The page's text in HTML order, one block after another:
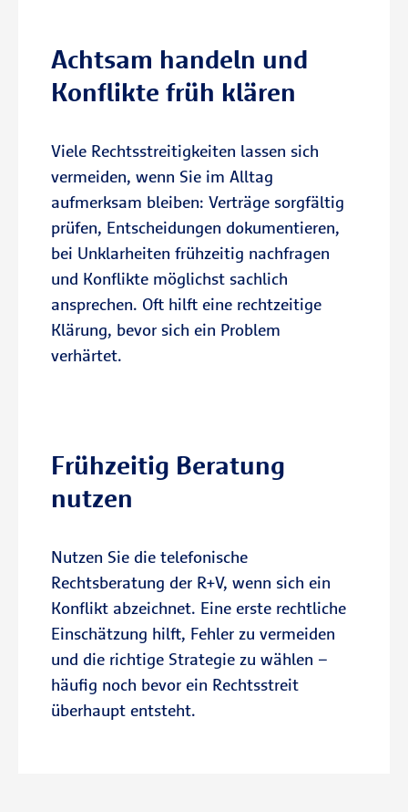
vermietete Immobilien
abgeschlossen werden.
Kostenübernahme für anwaltliche
und gerichtliche Schritte
Die R+V übernimmt die gesetzlichen
Gebühren eines Rechtsverfahrens –
und gibt Ihnen im Streitfall
finanzielle Planungssicherheit.
Zum Immobilien-Rechtsschutz
Achtsam handeln und
Konflikte früh klären
Viele Rechtsstreitigkeiten lassen sich
vermeiden, wenn Sie im Alltag
aufmerksam bleiben: Verträge sorgfältig
prüfen, Entscheidungen dokumentieren,
bei Unklarheiten frühzeitig nachfragen
und Konflikte möglichst sachlich
ansprechen. Oft hilft eine rechtzeitige
Klärung, bevor sich ein Problem
verhärtet.
Frühzeitig Beratung
nutzen
Nutzen Sie die telefonische
Rechtsberatung der R+V, wenn sich ein
Konflikt abzeichnet. Eine erste rechtliche
Einschätzung hilft, Fehler zu vermeiden
und die richtige Strategie zu wählen –
häufig noch bevor ein Rechtsstreit
überhaupt entsteht.